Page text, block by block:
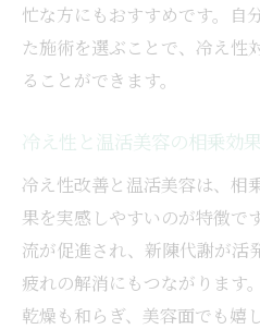
忙な方にもおすすめです。自
た施術を選ぶことで、冷え性
ることができます。
冷え性と温活美容の相乗効
冷え性改善と温活美容は、相
果を実感しやすいのが特徴で
流が促進され、新陳代謝が活
疲れの解消にもつながります
乾燥も和らぎ、美容面でも嬉